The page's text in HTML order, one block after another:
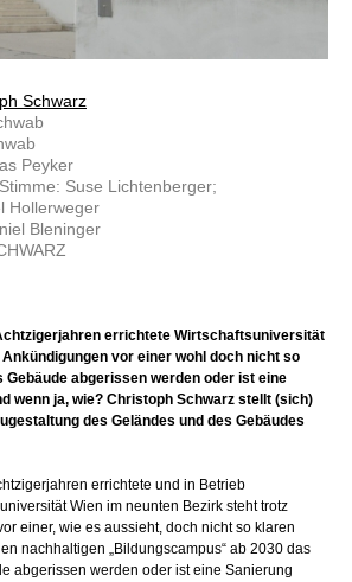
Schwarz
Peyker
Suse Lichtenberger;
Hollerweger
Bleninger
errichtete Wirtschaftsuniversität
vor einer wohl doch nicht so
Gebäude abgerissen werden oder ist eine
wenn ja, wie? Christoph Schwarz stellt (sich)
des Geländes und des Gebäudes
errichtete und in Betrieb
Wien im neunten Bezirk steht trotz
einer, wie es aussieht, doch nicht so klaren
nachhaltigen „Bildungscampus“ ab 2030 das
abgerissen werden oder ist eine Sanierung